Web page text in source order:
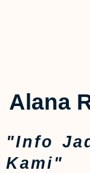
Alana
"Info
Kami"